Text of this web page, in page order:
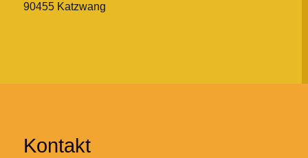
90455 Katzwang
Kontakt